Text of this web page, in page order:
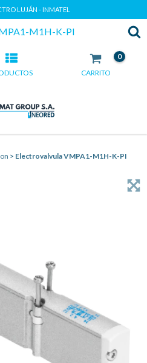
LUJÁN - INMATEL
M1H-K-PI
CARRITO
0
> Electrovalvula VMPA1-M1H-K-PI